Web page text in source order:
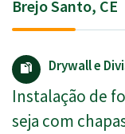
Brejo Santo, CE
Drywall e
Instalação de
seja com